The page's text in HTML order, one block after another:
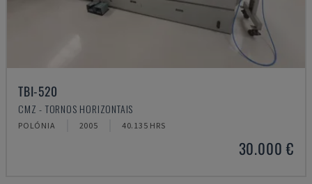
TBI-520
CMZ - TORNOS HORIZONTAIS
POLÓNIA 2005 40.135 HRS
30.000 €